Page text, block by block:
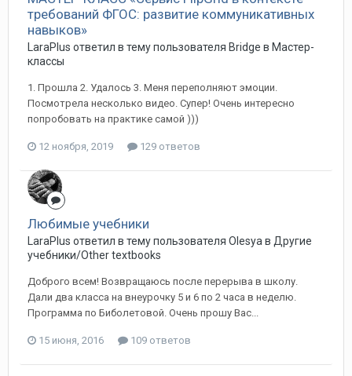
требований ФГОС: развитие коммуникативных
навыков»
LaraPlus ответил в тему пользователя Bridge в Мастер-
классы
1. Прошла 2. Удалось 3. Меня переполняют эмоции.
Посмотрела несколько видео. Супер! Очень интересно
попробовать на практике самой )))
12 ноября, 2019 129 ответов
Любимые учебники
LaraPlus ответил в тему пользователя Olesya в Другие
учебники/Other textbooks
Доброго всем! Возвращаюсь после перерыва в школу.
Дали два класса на внеурочку 5 и 6 по 2 часа в неделю.
Программа по Биболетовой. Очень прошу Вас...
15 июня, 2016 109 ответов